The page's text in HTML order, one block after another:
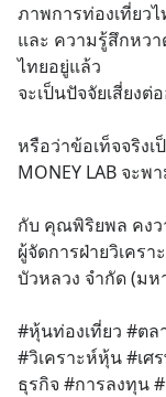
ภาพการท่องเที่ยว
และ ความรู้สึกหว
ไทยอยู่แล้ว
จะเป็นปัจจัยเสี่ยง
หรือว่าข้อเท็จจริง
MONEY LAB จะพ
กับ คุณพิริยพล คง
ผู้จัดการฝ่ายวิเคร
บัวหลวง จำกัด (ม
#หุ้นท่องเที่ยว #ต
#วิเคราะห์หุ้น #เศ
ธุรกิจ #การลงทุน